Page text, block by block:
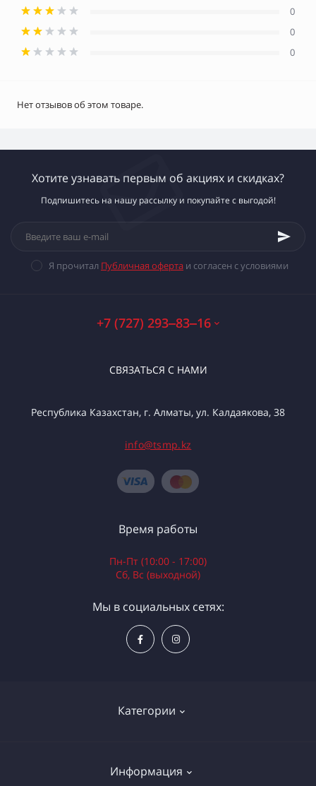
0
0
0
Нет отзывов об этом товаре.
Хотите узнавать первым об акциях и скидках?
Подпишитесь на нашу рассылку и покупайте с выгодой!
Я прочитал Публичная оферта и согласен с условиями
+7 (727) 293‒83‒16
СВЯЗАТЬСЯ С НАМИ
Республика Казахстан, г. Алматы, ул. Калдаякова, 38
info@tsmp.kz
Категории
Электроинструменты
Информация
Время работы
Пн-Пт (10:00 - 17:00)
Сб, Вс (выходной)
Мы в социальных сетях: